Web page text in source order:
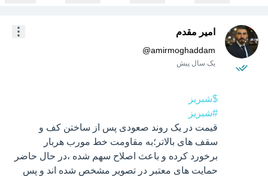
امیر مقدم
@amirmoghaddam
یک سال پیش
$شبریز
#شبریز